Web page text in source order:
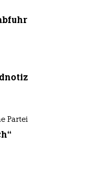
Partei